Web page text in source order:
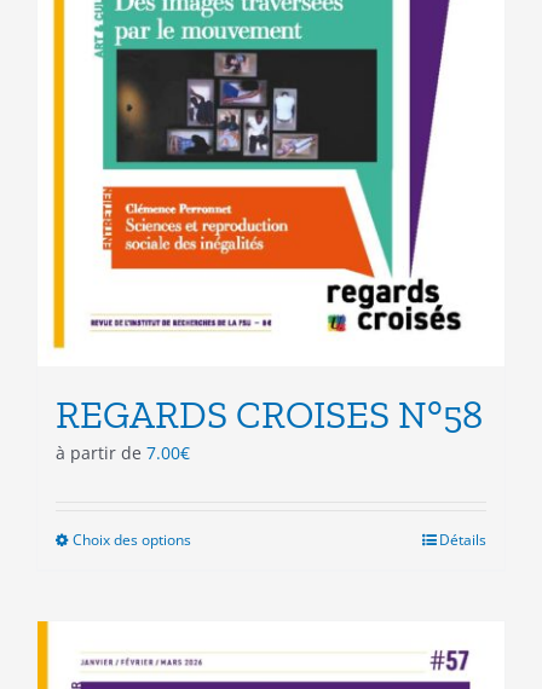
REGARDS CROISES N°58
à partir de 7.00€
Choix des optionsCe
variations.
Détails